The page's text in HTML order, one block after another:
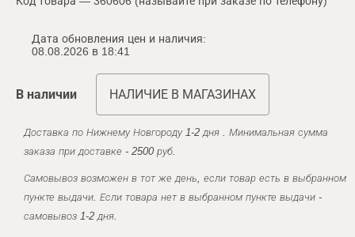
Дата обновления цен и наличия:
08.08.2026 в 18:41
В наличии НАЛИЧИЕ В МАГАЗИНАХ
Доставка по Нижнему Новгороду 1-2 дня . Минимальная сумма
заказа при доставке - 2500 руб.
Самовывоз возможен в тот же день, если товар есть в выбранном
пункте выдачи. Если товара нет в выбранном пункте выдачи -
самовывоз 1-2 дня.